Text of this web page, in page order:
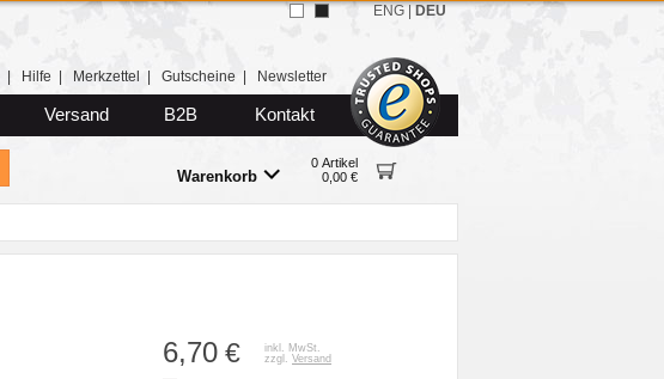
Hilfe Merkzettel Gutscheine Newsletter
Versand B2B Kontakt
Warenkorb
0 Artikel
0,00 €
ENG DEU
6,70 €
inkl. MwSt.
zzgl. Versand